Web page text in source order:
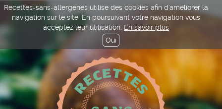
Recettes-sans-allergenes utilise des cookies afin d'améliorer la
navigation sur le site. En poursuivant votre navigation vous
acceptez leur utilisation. En savoir plus
Oui